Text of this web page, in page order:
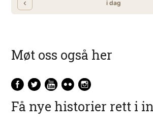
Møt oss også her
Få nye historier rett i